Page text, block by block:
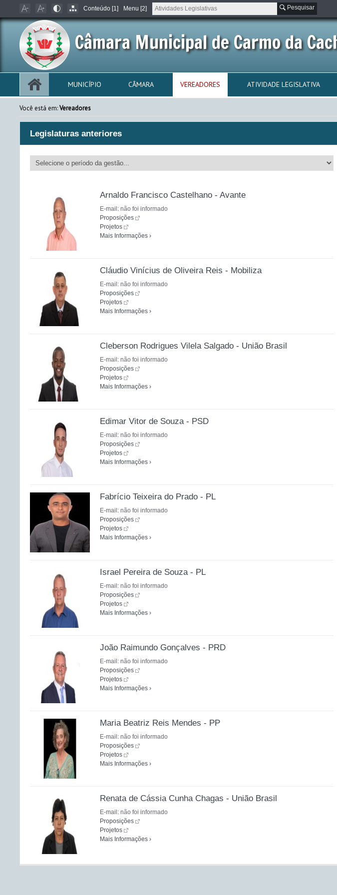
Conteúdo [1] Menu [2] Pesquisar
Câmara Municipal de Carmo da
MUNICÍPIO CÂMARA VEREADORES ATIVIDADE LEGISLATIVA
Você está em:Vereadores
Legislaturas anteriores
Arnaldo Francisco Castelhano - Avante
E-mail: não foi informado
Proposições
Projetos
Mais Informações ›
Cláudio Vinícius de Oliveira Reis - Mobiliza
E-mail: não foi informado
Proposições
Projetos
Mais Informações ›
Cleberson Rodrigues Vilela Salgado - União Brasil
E-mail: não foi informado
Proposições
Projetos
Mais Informações ›
Edimar Vitor de Souza - PSD
E-mail: não foi informado
Proposições
Projetos
Mais Informações ›
Fabrício Teixeira do Prado - PL
E-mail: não foi informado
Proposições
Projetos
Mais Informações ›
Israel Pereira de Souza - PL
E-mail: não foi informado
Proposições
Projetos
Mais Informações ›
João Raimundo Gonçalves - PRD
E-mail: não foi informado
Proposições
Projetos
Mais Informações ›
Maria Beatriz Reis Mendes - PP
E-mail: não foi informado
Proposições
Projetos
Mais Informações ›
Renata de Cássia Cunha Chagas - União Brasil
E-mail: não foi informado
Proposições
Projetos
Mais Informações ›